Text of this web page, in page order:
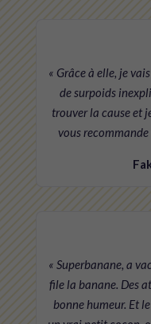
« Grâce à elle, je
de surpoids
trouver la cause et
vous
« Superbanane, a
file la banane. Des
bonne humeur. Et